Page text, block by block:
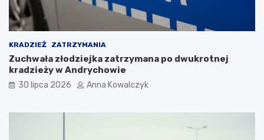
p
a
n
d
e
m
i
KRADZIEŻ ZATRZYMANIA
Zuchwała złodziejka zatrzymana po dwukrotnej
kradzieży w Andrychowie
30 lipca 2026 Anna Kowalczyk